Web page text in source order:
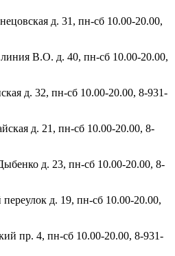
д. 31, пн-сб 10.00-20.00,
В.О. д. 40, пн-сб 10.00-20.00,
д. 32, пн-сб 10.00-20.00, 8-931-
д. 21, пн-сб 10.00-20.00, 8-
д. 23, пн-сб 10.00-20.00, 8-
д. 19, пн-сб 10.00-20.00,
пр. 4, пн-сб 10.00-20.00, 8-931-